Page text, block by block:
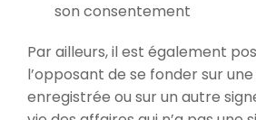
son consentement
Par ailleurs, il est également
l’opposant de se fonder sur
enregistrée ou sur un autre